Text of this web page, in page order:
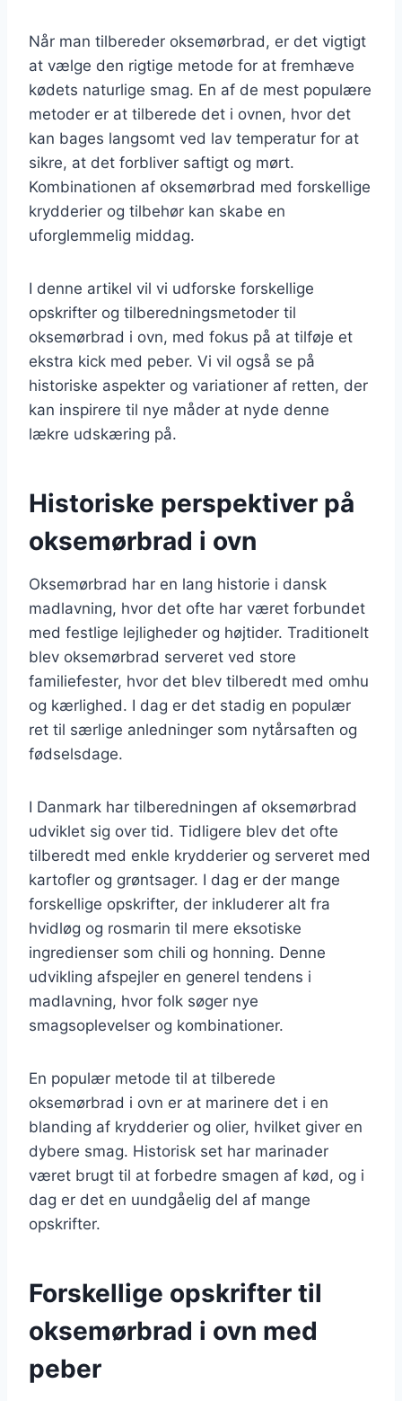
Når man tilbereder oksemørbrad, er det vigtigt
at vælge den rigtige metode for at fremhæve
kødets naturlige smag. En af de mest populære
metoder er at tilberede det i ovnen, hvor det
kan bages langsomt ved lav temperatur for at
sikre, at det forbliver saftigt og mørt.
Kombinationen af oksemørbrad med forskellige
krydderier og tilbehør kan skabe en
uforglemmelig middag.
I denne artikel vil vi udforske forskellige
opskrifter og tilberedningsmetoder til
oksemørbrad i ovn, med fokus på at tilføje et
ekstra kick med peber. Vi vil også se på
historiske aspekter og variationer af retten, der
kan inspirere til nye måder at nyde denne
lækre udskæring på.
Historiske perspektiver på
oksemørbrad i ovn
Oksemørbrad har en lang historie i dansk
madlavning, hvor det ofte har været forbundet
med festlige lejligheder og højtider. Traditionelt
blev oksemørbrad serveret ved store
familiefester, hvor det blev tilberedt med omhu
og kærlighed. I dag er det stadig en populær
ret til særlige anledninger som nytårsaften og
fødselsdage.
I Danmark har tilberedningen af oksemørbrad
udviklet sig over tid. Tidligere blev det ofte
tilberedt med enkle krydderier og serveret med
kartofler og grøntsager. I dag er der mange
forskellige opskrifter, der inkluderer alt fra
hvidløg og rosmarin til mere eksotiske
ingredienser som chili og honning. Denne
udvikling afspejler en generel tendens i
madlavning, hvor folk søger nye
smagsoplevelser og kombinationer.
En populær metode til at tilberede
oksemørbrad i ovn er at marinere det i en
blanding af krydderier og olier, hvilket giver en
dybere smag. Historisk set har marinader
været brugt til at forbedre smagen af kød, og i
dag er det en uundgåelig del af mange
opskrifter.
Forskellige opskrifter til
oksemørbrad i ovn med
peber